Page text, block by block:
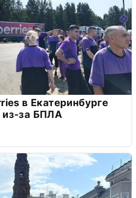
в Екатеринбурге
из-за БПЛА